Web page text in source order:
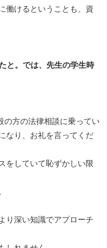
働けるということも、資
と。では、先生の学生時
の方の法律相談に乗ってい
なり、お礼を言ってくだ
をしていて恥ずかしい限
り深い知識でアプローチ